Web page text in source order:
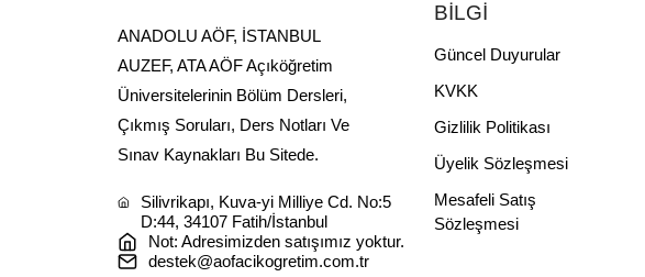
ANADOLU AÖF, İSTANBUL
AUZEF, ATA AÖF Açıköğretim
Üniversitelerinin Bölüm Dersleri,
Çıkmış Soruları, Ders Notları Ve
Sınav Kaynakları Bu Sitede.
Silivrikapı, Kuva-yi Milliye Cd. No:5
D:44, 34107 Fatih/İstanbul
Not: Adresimizden satışımız yoktur.
destek@aofacikogretim.com.tr
BİLGİ
Güncel Duyurular
KVKK
Gizlilik Politikası
Üyelik Sözleşmesi
Mesafeli Satış
Sözleşmesi